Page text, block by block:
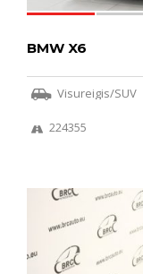
BMW X6
Visureigis/SUV
224355
52